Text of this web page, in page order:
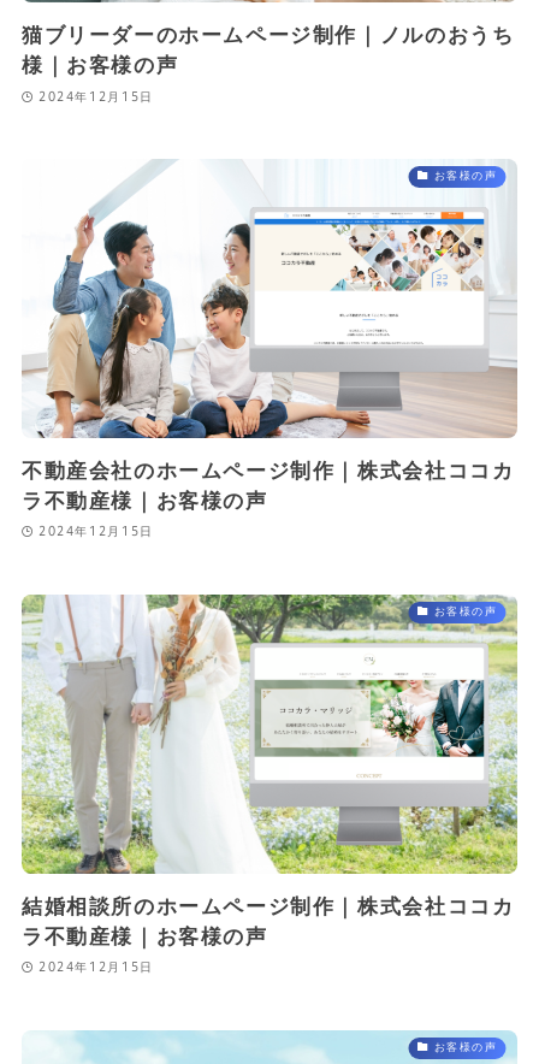
猫ブリーダーのホームページ制作｜ノルのおうち
様｜お客様の声
2024年12月15日
お客様の声
不動産会社のホームページ制作｜株式会社ココカ
ラ不動産様｜お客様の声
2024年12月15日
お客様の声
結婚相談所のホームページ制作｜株式会社ココカ
ラ不動産様｜お客様の声
2024年12月15日
お客様の声